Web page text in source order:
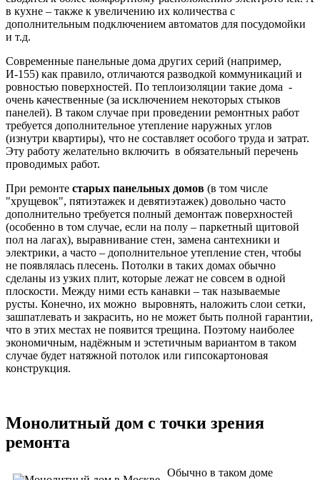
в кухне – также к увеличению их количества с
дополнительным подключением автоматов для посудомойки
и т.д.
Современные панельные дома других серий (например,
И-155) как правило, отличаются разводкой коммуникаций и
ровностью поверхностей. По теплоизоляции такие дома -
очень качественные (за исключением некоторых стыков
панелей). В таком случае при проведении ремонтных работ
требуется дополнительное утепление наружных углов
(изнутри квартиры), что не составляет особого труда и затрат.
Эту работу желательно включить в обязательный перечень
проводимых работ.
При ремонте старых панельных домов (в том числе
"хрущевок", пятиэтажек и девятиэтажек) довольно часто
дополнительно требуется полный демонтаж поверхностей
(особенно в том случае, если на полу – паркетный щитовой
пол на лагах), выравнивание стен, замена сантехники и
электрики, а часто – дополнительное утепление стен, чтобы
не появлялась плесень. Потолки в таких домах обычно
сделаны из узких плит, которые лежат не совсем в одной
плоскости. Между ними есть канавки – так называемые
русты. Конечно, их можно выровнять, наложить слои сетки,
зашпатлевать и закрасить, но не может быть полной гарантии,
что в этих местах не появится трещина. Поэтому наиболее
экономичным, надёжным и эстетичным вариантом в таком
случае будет натяжной потолок или гипсокартоновая
конструкция.
Монолитный дом с точки зрения
ремонта
Обычно в таком доме